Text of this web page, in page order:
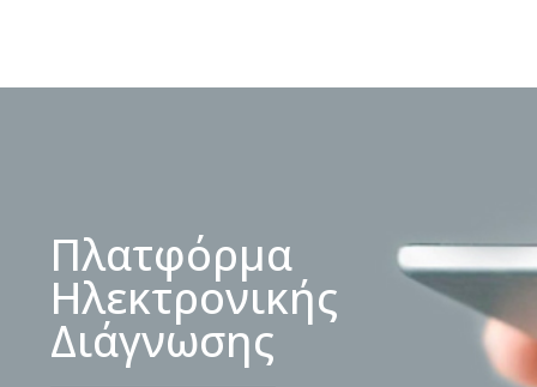
Πλατφόρμα
Ηλεκτρονικής
Διάγνωσης